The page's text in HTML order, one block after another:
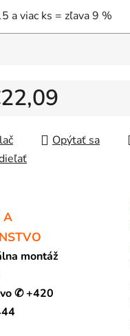
a viac ks = zľava 9 %
Opýtať sa
A
montáž
✆ +420